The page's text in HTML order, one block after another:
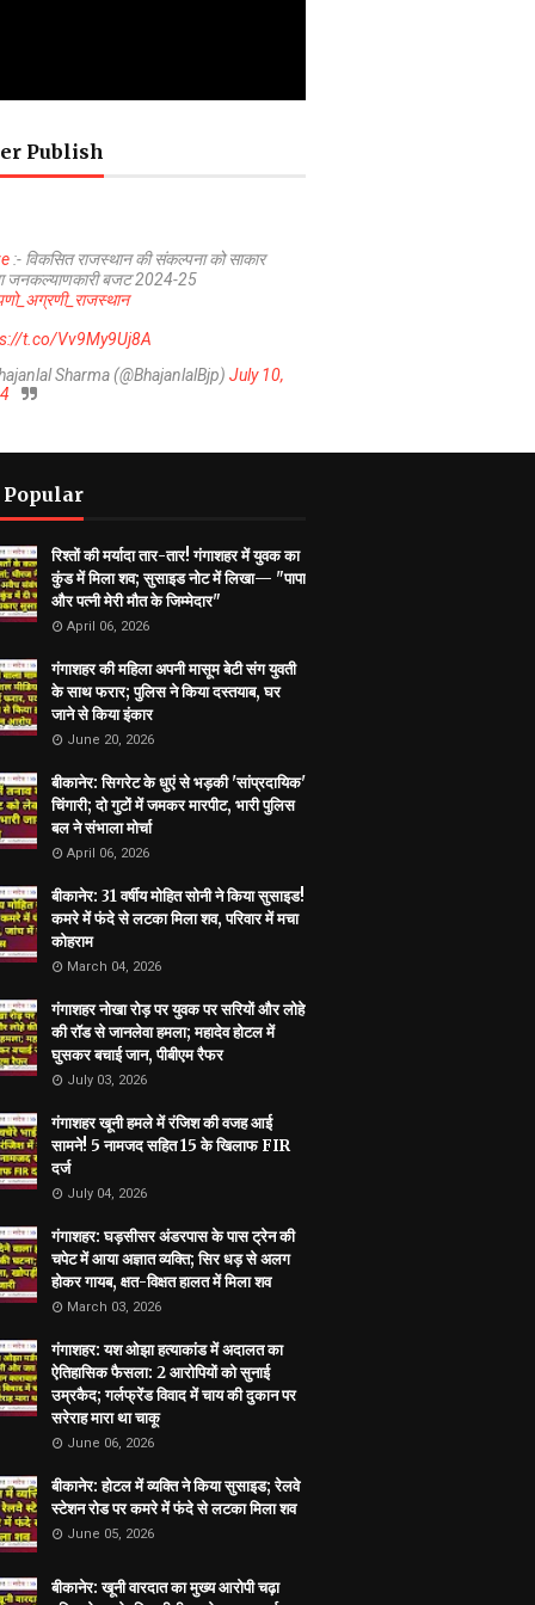
Publish
:- विकसित राजस्थान की संकल्पना को साकार
जनकल्याणकारी बजट 2024-25
t.co/Vv9My9Uj8A
Sharma (@BhajanlalBjp) July 10,
रिश्तों की मर्यादा तार-तार! गंगाशहर में युवक का
कुंड में मिला शव; सुसाइड नोट में लिखा— "पापा
और पत्नी मेरी मौत के जिम्मेदार"
April 06, 2026
गंगाशहर की महिला अपनी मासूम बेटी संग युवती
के साथ फरार; पुलिस ने किया दस्तयाब, घर
जाने से किया इंकार
June 20, 2026
बीकानेर: सिगरेट के धुएं से भड़की 'सांप्रदायिक'
चिंगारी; दो गुटों में जमकर मारपीट, भारी पुलिस
बल ने संभाला मोर्चा
April 06, 2026
बीकानेर: 31 वर्षीय मोहित सोनी ने किया सुसाइड!
कमरे में फंदे से लटका मिला शव, परिवार में मचा
कोहराम
March 04, 2026
गंगाशहर नोखा रोड़ पर युवक पर सरियों और लोहे
की रॉड से जानलेवा हमला; महादेव होटल में
घुसकर बचाई जान, पीबीएम रैफर
July 03, 2026
गंगाशहर खूनी हमले में रंजिश की वजह आई
सामने! 5 नामजद सहित 15 के खिलाफ FIR
दर्ज
July 04, 2026
गंगाशहर: घड़सीसर अंडरपास के पास ट्रेन की
चपेट में आया अज्ञात व्यक्ति; सिर धड़ से अलग
होकर गायब, क्षत-विक्षत हालत में मिला शव
March 03, 2026
गंगाशहर: यश ओझा हत्याकांड में अदालत का
ऐतिहासिक फैसला: 2 आरोपियों को सुनाई
उम्रकैद; गर्लफ्रेंड विवाद में चाय की दुकान पर
सरेराह मारा था चाकू
June 06, 2026
बीकानेर: होटल में व्यक्ति ने किया सुसाइड; रेलवे
स्टेशन रोड पर कमरे में फंदे से लटका मिला शव
June 05, 2026
बीकानेर: खूनी वारदात का मुख्य आरोपी चढ़ा